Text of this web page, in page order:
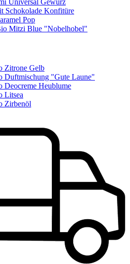
Universal Gewürz
Schokolade Konfitüre
Pop
Mitzi Blue "Nobelhobel"
Zitrone Gelb
Duftmischung "Gute Laune"
Deocreme Heublume
Litsea
Zirbenöl